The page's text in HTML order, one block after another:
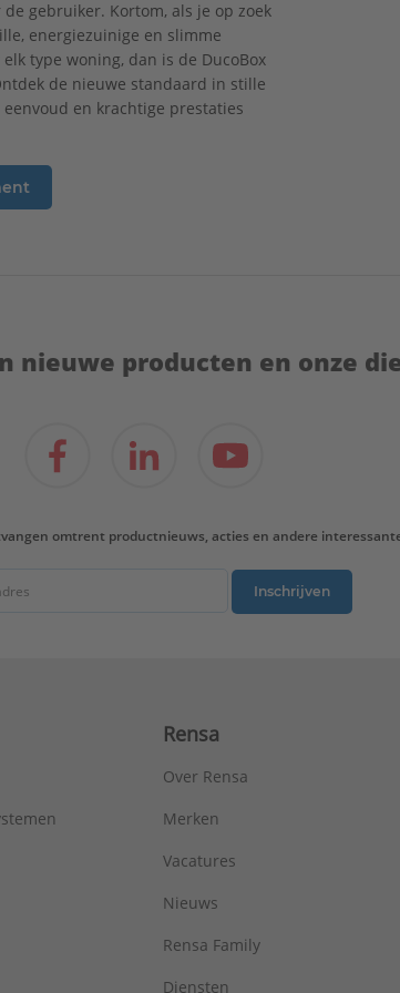
gebruiker. Kortom, als je op zoek
energiezuinige en slimme
type woning, dan is de DucoBox
de nieuwe standaard in stille
en krachtige prestaties
nieuwe producten en onze
omtrent productnieuws, acties en andere
Inschrijven
Rensa
Over Rensa
Merken
Vacatures
Nieuws
Rensa Family
Diensten